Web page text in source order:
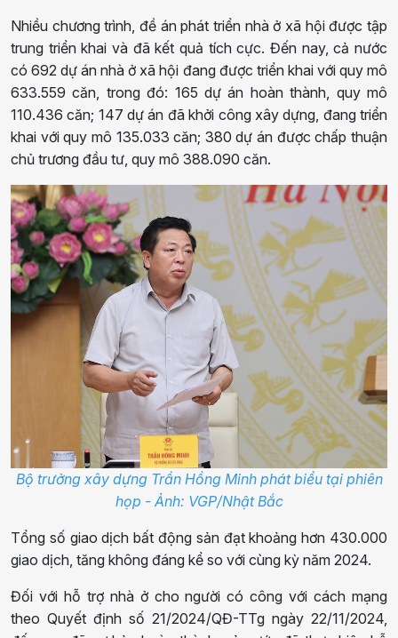
Nhiều chương trình, đề án phát triển nhà ở xã hội được tập
trung triển khai và đã kết quả tích cực. Đến nay, cả nước
có 692 dự án nhà ở xã hội đang được triển khai với quy mô
633.559 căn, trong đó: 165 dự án hoàn thành, quy mô
110.436 căn; 147 dự án đã khởi công xây dựng, đang triển
khai với quy mô 135.033 căn; 380 dự án được chấp thuận
chủ trương đầu tư, quy mô 388.090 căn.
Bộ trưởng xây dựng Trần Hồng Minh phát biểu tại phiên
họp - Ảnh: VGP/Nhật Bắc
Tổng số giao dịch bất động sản đạt khoảng hơn 430.000
giao dịch, tăng không đáng kể so với cùng kỳ năm 2024.
Đối với hỗ trợ nhà ở cho người có công với cách mạng
theo Quyết định số 21/2024/QĐ-TTg ngày 22/11/2024,